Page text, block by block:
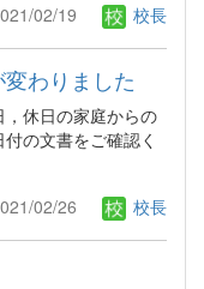
02/19 校長
わりました
休日の家庭からの
の文書をご確認く
02/26 校長